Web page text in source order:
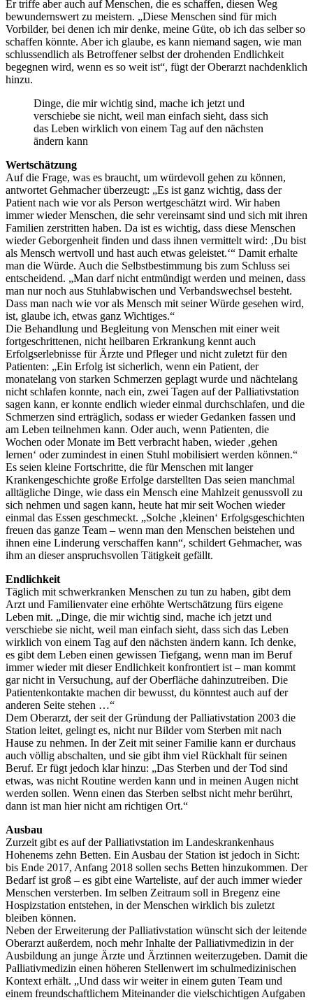
Er triffe aber auch auf Menschen, die es schaffen, diesen Weg
bewundernswert zu meistern. „Diese Menschen sind für mich
Vorbilder, bei denen ich mir denke, meine Güte, ob ich das selber so
schaffen könnte. Aber ich glaube, es kann niemand sagen, wie man
schlussendlich als Betroffener selbst der drohenden Endlichkeit
begegnen wird, wenn es so weit ist“, fügt der Oberarzt nachdenklich
hinzu.
Dinge, die mir wichtig sind, mache ich jetzt und
verschiebe sie nicht, weil man einfach sieht, dass sich
das Leben wirklich von einem Tag auf den nächsten
ändern kann
Wertschätzung
Auf die Frage, was es braucht, um würdevoll gehen zu können,
antwortet Gehmacher überzeugt: „Es ist ganz wichtig, dass der
Patient nach wie vor als Person wertgeschätzt wird. Wir haben
immer wieder Menschen, die sehr vereinsamt sind und sich mit ihren
Familien zerstritten haben. Da ist es wichtig, dass diese Menschen
wieder Geborgenheit finden und dass ihnen vermittelt wird: ‚Du bist
als Mensch wertvoll und hast auch etwas geleistet.‘“ Damit erhalte
man die Würde. Auch die Selbstbestimmung bis zum Schluss sei
entscheidend. „Man darf nicht entmündigt werden und meinen, dass
man nur noch aus Stuhlabwischen und Verbandswechsel besteht.
Dass man nach wie vor als Mensch mit seiner Würde gesehen wird,
ist, glaube ich, etwas ganz Wichtiges.“
Die Behandlung und Begleitung von Menschen mit einer weit
fortgeschrittenen, nicht heilbaren Erkrankung kennt auch
Erfolgserlebnisse für Ärzte und Pfleger und nicht zuletzt für den
Patienten: „Ein Erfolg ist sicherlich, wenn ein Patient, der
monatelang von starken Schmerzen geplagt wurde und nächtelang
nicht schlafen konnte, nach ein, zwei Tagen auf der Palliativstation
sagen kann, er konnte endlich wieder einmal durchschlafen, und die
Schmerzen sind erträglich, sodass er wieder Gedanken fassen und
am Leben teilnehmen kann. Oder auch, wenn Patienten, die
Wochen oder Monate im Bett verbracht haben, wieder ‚gehen
lernen‘ oder zumindest in einen Stuhl mobilisiert werden können.“
Es seien kleine Fortschritte, die für Menschen mit langer
Krankengeschichte große Erfolge darstellten Das seien manchmal
alltägliche Dinge, wie dass ein Mensch eine Mahlzeit genussvoll zu
sich nehmen und sagen kann, heute hat mir seit Wochen wieder
einmal das Essen geschmeckt. „Solche ‚kleinen‘ Erfolgsgeschichten
freuen das ganze Team – wenn man den Menschen beistehen und
ihnen eine Linderung verschaffen kann“, schildert Gehmacher, was
ihm an dieser anspruchsvollen Tätigkeit gefällt.
Endlichkeit
Täglich mit schwerkranken Menschen zu tun zu haben, gibt dem
Arzt und Familienvater eine erhöhte Wertschätzung fürs eigene
Leben mit. „Dinge, die mir wichtig sind, mache ich jetzt und
verschiebe sie nicht, weil man einfach sieht, dass sich das Leben
wirklich von einem Tag auf den nächsten ändern kann. Ich denke,
es gibt dem Leben einen gewissen Tiefgang, wenn man im Beruf
immer wieder mit dieser Endlichkeit konfrontiert ist – man kommt
gar nicht in Versuchung, auf der Oberfläche dahinzutreiben. Die
Patientenkontakte machen dir bewusst, du könntest auch auf der
anderen Seite stehen …“
Dem Oberarzt, der seit der Gründung der Palliativstation 2003 die
Station leitet, gelingt es, nicht nur Bilder vom Sterben mit nach
Hause zu nehmen. In der Zeit mit seiner Familie kann er durchaus
auch völlig abschalten, und sie gibt ihm viel Rückhalt für seinen
Beruf. Er fügt jedoch klar hinzu: „Das Sterben und der Tod sind
etwas, was nicht Routine werden kann und in meinen Augen nicht
werden sollen. Wenn einen das Sterben selbst nicht mehr berührt,
dann ist man hier nicht am richtigen Ort.“
Ausbau
Zurzeit gibt es auf der Palliativstation im Landeskrankenhaus
Hohenems zehn Betten. Ein Ausbau der Station ist jedoch in Sicht:
bis Ende 2017, Anfang 2018 sollen sechs Betten hinzukommen. Der
Bedarf ist groß – es gibt eine Warteliste, auf der auch immer wieder
Menschen versterben. Im selben Zeitraum soll in Bregenz eine
Hospizstation entstehen, in der Menschen wirklich bis zuletzt
bleiben können.
Neben der Erweiterung der Palliativstation wünscht sich der leitende
Oberarzt außerdem, noch mehr Inhalte der Palliativmedizin in der
Ausbildung an junge Ärzte und Ärztinnen weiterzugeben. Damit die
Palliativmedizin einen höheren Stellenwert im schulmedizinischen
Kontext erhält. „Und dass wir weiter in einem guten Team und
einem freundschaftlichem Miteinander die vielschichtigen Aufgaben